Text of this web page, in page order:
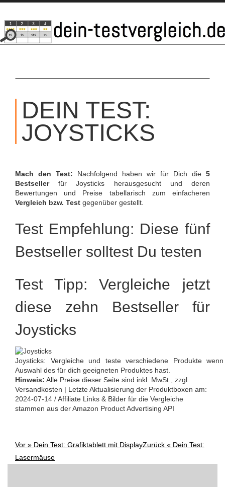
SKIP
CONTENT
DEIN TEST:
JOYSTICKS
Mach den Test: Nachfolgend haben wir für Dich die 5
Bestsellerfür Joysticks herausgesucht und deren
Bewertungen und Preise tabellarisch zum einfacheren
Vergleich bzw. Test gegenüber gestellt.
Test Empfehlung: Diese fünf
Bestseller solltest Du testen
Test Tipp: Vergleiche jetzt
diese zehn Bestseller für
Joysticks
Joysticks: Vergleiche und teste verschiedene Produkte
Auswahl des für dich geeigneten Produktes hast.
Hinweis: Alle Preise dieser Seite sind inkl. MwSt., zzgl.
Versandkosten | Letzte Aktualisierung der Produktboxen am:
2024-07-14 / Affiliate Links & Bilder für die Vergleiche
stammen aus der Amazon Product Advertising API
Post
Vor » Dein Test: Grafiktablett mit DisplayZurück « Dein Test:
Lasermäuse